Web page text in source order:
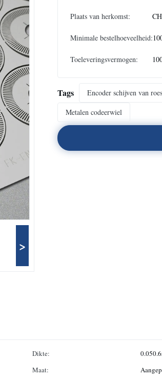
>
Plaats van herkomst:
Minimale bestelhoeveelheid:
Toeleveringsvermogen:
Tags Encoder schijven van
Metalen codeerwiel
Dikte:
Maat: